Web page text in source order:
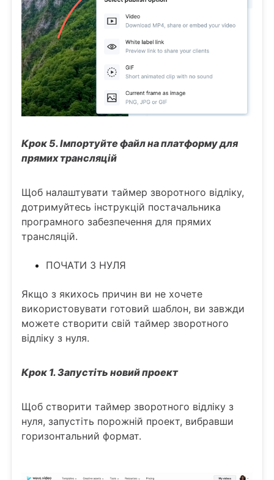
Крок 5. Імпортуйте файл на платформу для
прямих трансляцій
Щоб налаштувати таймер зворотного відліку,
дотримуйтесь інструкцій постачальника
програмного забезпечення для прямих
трансляцій.
ПОЧАТИ З НУЛЯ
Якщо з якихось причин ви не хочете
використовувати готовий шаблон, ви завжди
можете створити свій таймер зворотного
відліку з нуля.
Крок 1. Запустіть новий проект
Щоб створити таймер зворотного відліку з
нуля, запустіть порожній проект, вибравши
горизонтальний формат.